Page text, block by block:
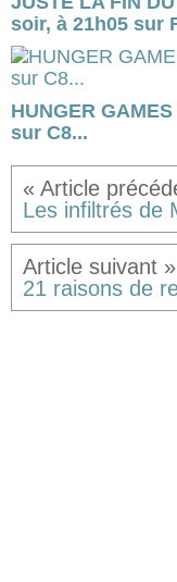
soir, à 21h05 sur
HUNGER
sur C8...
Les infiltrés de